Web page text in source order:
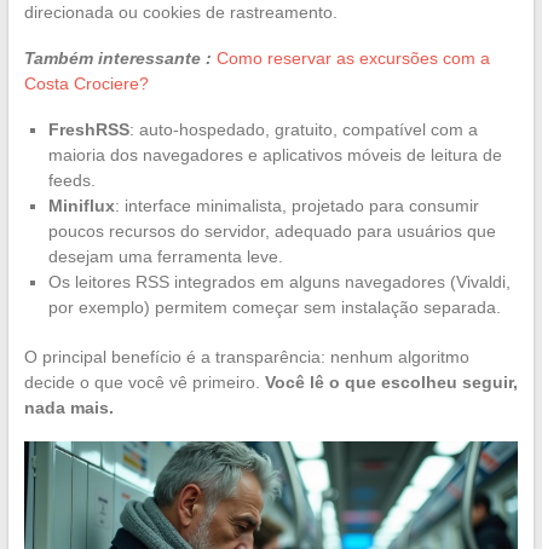
direcionada ou cookies de rastreamento.
Também interessante : Como reservar as excursões com a
Costa Crociere?
FreshRSS: auto-hospedado, gratuito, compatível com a
maioria dos navegadores e aplicativos móveis de leitura de
feeds.
Miniflux: interface minimalista, projetado para consumir
poucos recursos do servidor, adequado para usuários que
desejam uma ferramenta leve.
Os leitores RSS integrados em alguns navegadores (Vivaldi,
por exemplo) permitem começar sem instalação separada.
O principal benefício é a transparência: nenhum algoritmo
decide o que você vê primeiro. Você lê o que escolheu seguir,
nada mais.